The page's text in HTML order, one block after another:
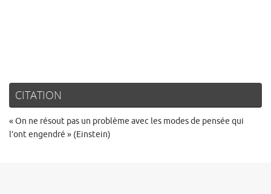
CITATION
« On ne résout pas un problème avec les modes de pensée qui
l’ont engendré » (Einstein)